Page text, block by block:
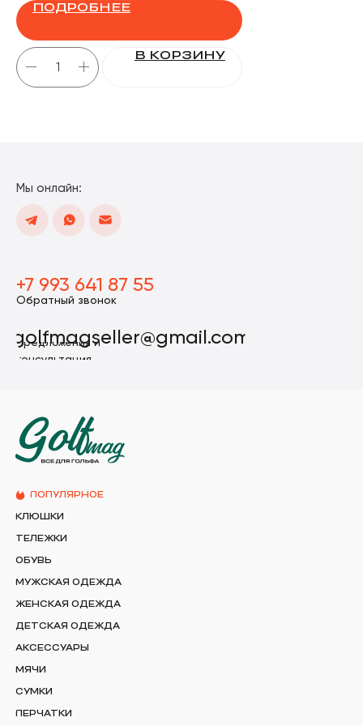
ПОДРОБНЕЕ
В КОРЗИНУ
+7 993 641 87 55
Обратный звонок
golfmagseller@gmail.com
Предложения и
консультация
Мы онлайн:
КЛЮШКИ
СУМКИ
ОБУВЬ
ПЕРЧАТКИ
ТЕЛЕЖКИ
МЯЧИ
МУЖСКАЯ ОДЕЖДА
ЖЕНСКАЯ ОДЕЖДА
ДЕТСКАЯ ОДЕЖДА
АКСЕССУАРЫ
ПОПУЛЯРНОЕ